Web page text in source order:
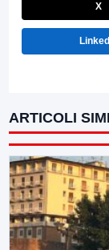
X
ARTICOLI